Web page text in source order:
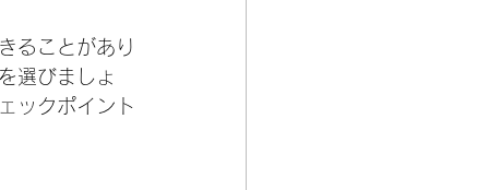
ることがあり
選びましょ
ックポイント